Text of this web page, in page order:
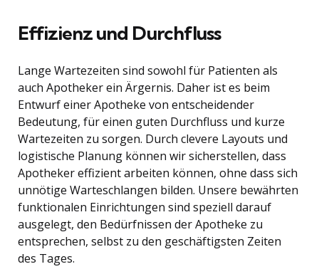
Effizienz und Durchfluss
Lange Wartezeiten sind sowohl für Patienten als
auch Apotheker ein Ärgernis. Daher ist es beim
Entwurf einer Apotheke von entscheidender
Bedeutung, für einen guten Durchfluss und kurze
Wartezeiten zu sorgen. Durch clevere Layouts und
logistische Planung können wir sicherstellen, dass
Apotheker effizient arbeiten können, ohne dass sich
unnötige Warteschlangen bilden. Unsere bewährten
funktionalen Einrichtungen sind speziell darauf
ausgelegt, den Bedürfnissen der Apotheke zu
entsprechen, selbst zu den geschäftigsten Zeiten
des Tages.